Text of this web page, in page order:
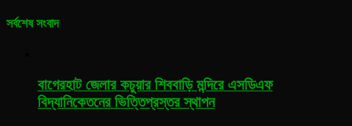
সর্বশেষ সংবাদ
বাগেরহাট জেলার কচুয়ার শিববাড়ি মন্দিরে এসডিএফ
বিদ্যানিকেতনের ভিত্তিপ্রস্তর স্থাপন